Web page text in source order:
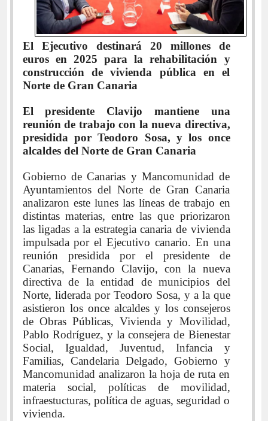
El Ejecutivo destinará 20 millones de
euros en 2025 para la rehabilitación y
construcción de vivienda pública en el
Norte de Gran Canaria
El presidente Clavijo mantiene una
reunión de trabajo con la nueva directiva,
presidida por Teodoro Sosa, y los once
alcaldes del Norte de Gran Canaria
Gobierno de Canarias y Mancomunidad de
Ayuntamientos del Norte de Gran Canaria
analizaron este lunes las líneas de trabajo en
distintas materias, entre las que priorizaron
las ligadas a la estrategia canaria de vivienda
impulsada por el Ejecutivo canario. En una
reunión presidida por el presidente de
Canarias, Fernando Clavijo, con la nueva
directiva de la entidad de municipios del
Norte, liderada por Teodoro Sosa, y a la que
asistieron los once alcaldes y los consejeros
de Obras Públicas, Vivienda y Movilidad,
Pablo Rodríguez, y la consejera de Bienestar
Social, Igualdad, Juventud, Infancia y
Familias, Candelaria Delgado, Gobierno y
Mancomunidad analizaron la hoja de ruta en
materia social, políticas de movilidad,
infraestucturas, política de aguas, seguridad o
vivienda.